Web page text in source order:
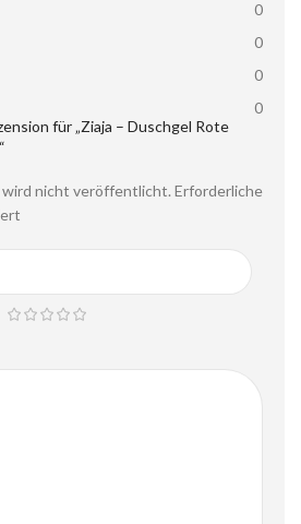
0
0
0
0
für „Ziaja – Duschgel Rote
wird nicht veröffentlicht. Erforderliche